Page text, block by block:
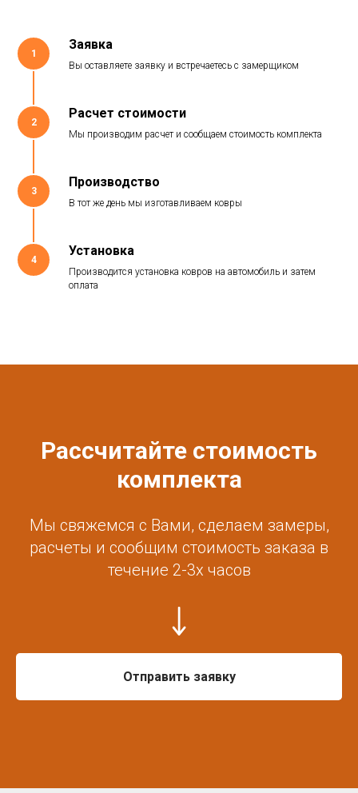
1
Заявка
Вы оставляете заявку и встречаетесь с замерщиком
2
Расчет стоимости
Мы производим расчет и сообщаем стоимость комплекта
3
Производство
В тот же день мы изготавливаем ковры
4
Установка
Производится установка ковров на автомобиль и затем
оплата
Рассчитайте стоимость
комплекта
Мы свяжемся с Вами, сделаем замеры,
расчеты и сообщим стоимость заказа в
течение 2-3х часов
Отправить заявку